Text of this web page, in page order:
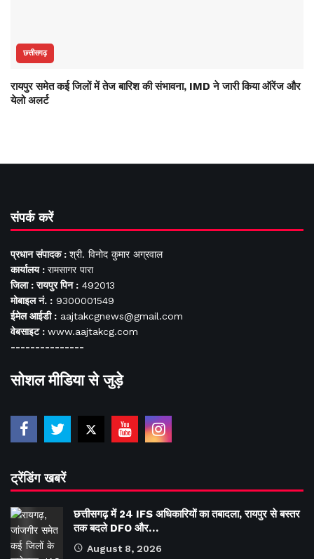
छत्तीसगढ़
रायपुर समेत कई जिलों में तेज बारिश की संभावना, IMD ने जारी किया ऑरेंज और
येलो अलर्ट
संपर्क करें
प्रधान संपादक : श्री. विनोद कुमार अग्रवाल
कार्यालय : रामसागर पारा
जिला : रायपुर पिन : 492013
मोबाइल नं. : 9300001549
ईमेल आईडी : aajtakcgnews@gmail.com
वेबसाइट : www.aajtakcg.com
---------------
सोशल मीडिया से जुड़े
ट्रेंडिंग खबरें
छत्तीसगढ़ में 24 IFS अधिकारियों का तबादला, रायपुर से बस्तर
तक बदले DFO और…
August 8, 2026